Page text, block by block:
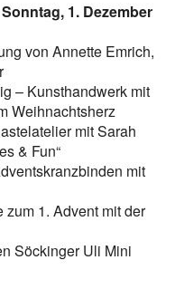
1. Dezember
von Annette Emrich,
– Kunsthandwerk mit
Weihnachtsherz
mit Sarah
& Fun“
mit
1. Advent mit der
Söckinger Uli Mini